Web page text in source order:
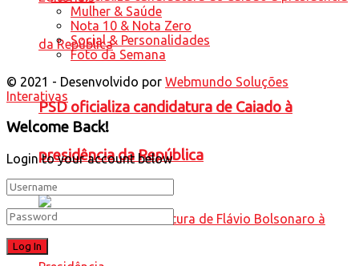
PSD oficializa candidatura de Caiado à
presidência da República
Mulher & Saúde
Nota 10 & Nota Zero
Social & Personalidades
Foto da Semana
© 2021 - Desenvolvido por Webmundo Soluções
Interativas
Welcome Back!
Login to your account below